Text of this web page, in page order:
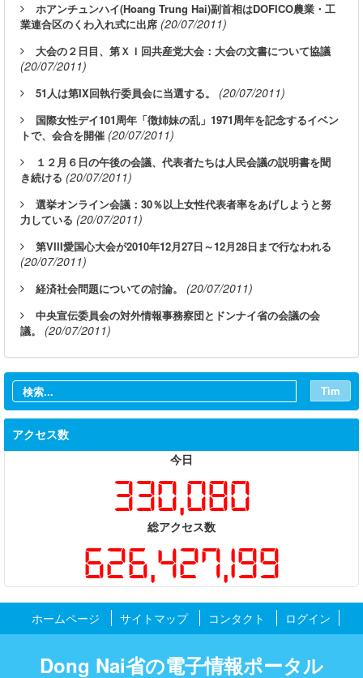
ホアンチュンハイ(Hoang Trung Hai)副首相はDOFICO農業・工
業連合区のくわ入れ式に出席 (20/07/2011)
大会の２日目、第ＸＩ回共産党大会：大会の文書について協議
(20/07/2011)
51人は第IX回執行委員会に当選する。 (20/07/2011)
国際女性デイ101周年「徴姉妹の乱」1971周年を記念するイベン
トで、会合を開催 (20/07/2011)
１２月６日の午後の会議、代表者たちは人民会議の説明書を聞
き続ける (20/07/2011)
選挙オンライン会議：30％以上女性代表者率をあげしようと努
力している (20/07/2011)
第VIII愛国心大会が2010年12月27日～12月28日まで行なわれる
(20/07/2011)
経済社会問題についての討論。 (20/07/2011)
中央宣伝委員会の対外情報事務察団とドンナイ省の会議の会
議。
(20/07/2011)
Tìm
アクセス数
今日
330,080
総アクセス数
626,427,199
ホームページ サイトマップ コンタクト ログイン
Dong Nai省の電子情報ポータル